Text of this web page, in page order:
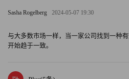
Sasha Rogelberg 2024-05-07 19:30
与大多数市场一样，当一家公司找到一种
开始趋于一致。